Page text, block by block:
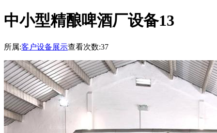
中小型精酿啤酒厂设备13
所属:客户设备展示查看次数:37